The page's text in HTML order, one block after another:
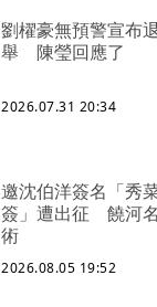
劉櫂豪無預警宣布
舉 陳瑩回應了
2026.07.31 20:34
邀沈伯洋簽名「秀
簽」遭出征 饒河
術
2026.08.05 19:52